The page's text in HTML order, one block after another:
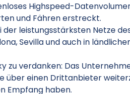
Highspeed-
und Fähren erstreckt.
leistungsstärksten Netze
Sevilla und auch in
zu verdanken: Das
einen Drittanbieter
Empfang haben.